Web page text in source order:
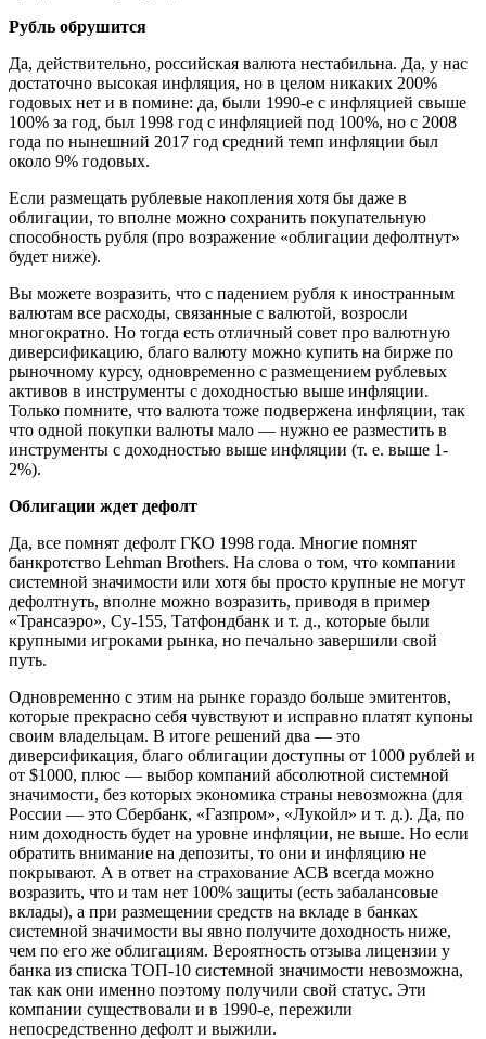
Рубль обрушится
Да, действительно, российская валюта нестабильна. Да, у нас
достаточно высокая инфляция, но в целом никаких 200%
годовых нет и в помине: да, были 1990-е с инфляцией свыше
100% за год, был 1998 год с инфляцией под 100%, но с 2008
года по нынешний 2017 год средний темп инфляции был
около 9% годовых.
Если размещать рублевые накопления хотя бы даже в
облигации, то вполне можно сохранить покупательную
способность рубля (про возражение «облигации дефолтнут»
будет ниже).
Вы можете возразить, что с падением рубля к иностранным
валютам все расходы, связанные с валютой, возросли
многократно. Но тогда есть отличный совет про валютную
диверсификацию, благо валюту можно купить на бирже по
рыночному курсу, одновременно с размещением рублевых
активов в инструменты с доходностью выше инфляции.
Только помните, что валюта тоже подвержена инфляции, так
что одной покупки валюты мало — нужно ее разместить в
инструменты с доходностью выше инфляции (т. е. выше 1-
2%).
Облигации ждет дефолт
Да, все помнят дефолт ГКО 1998 года. Многие помнят
банкротство Lehman Brothers. На слова о том, что компании
системной значимости или хотя бы просто крупные не могут
дефолтнуть, вполне можно возразить, приводя в пример
«Трансаэро», Су-155, Татфондбанк и т. д., которые были
крупными игроками рынка, но печально завершили свой
путь.
Одновременно с этим на рынке гораздо больше эмитентов,
которые прекрасно себя чувствуют и исправно платят купоны
своим владельцам. В итоге решений два — это
диверсификация, благо облигации доступны от 1000 рублей и
от $1000, плюс — выбор компаний абсолютной системной
значимости, без которых экономика страны невозможна (для
России — это Сбербанк, «Газпром», «Лукойл» и т. д.). Да, по
ним доходность будет на уровне инфляции, не выше. Но если
обратить внимание на депозиты, то они и инфляцию не
покрывают. А в ответ на страхование АСВ всегда можно
возразить, что и там нет 100% защиты (есть забалансовые
вклады), а при размещении средств на вкладе в банках
системной значимости вы явно получите доходность ниже,
чем по его же облигациям. Вероятность отзыва лицензии у
банка из списка ТОП-10 системной значимости невозможна,
так как они именно поэтому получили свой статус. Эти
компании существовали и в 1990-е, пережили
непосредственно дефолт и выжили.